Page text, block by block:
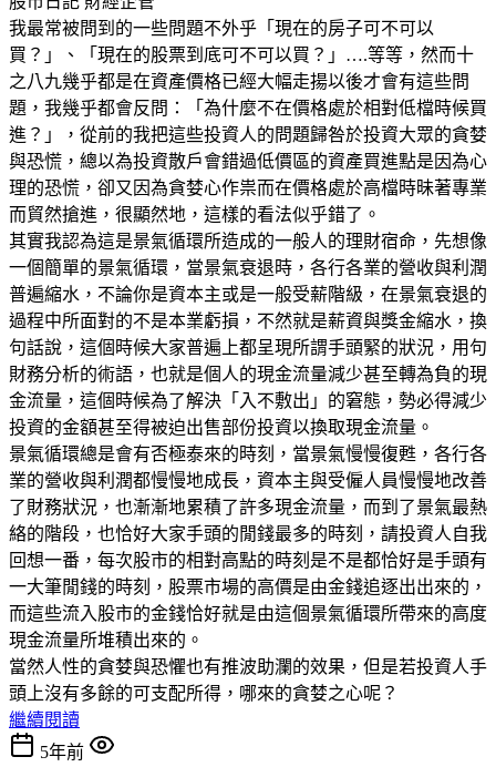
我最常被問到的一些問題不外乎「現在的房子可不可以
買？」、「現在的股票到底可不可以買？」….等等，然而十
之八九幾乎都是在資產價格已經大幅走揚以後才會有這些問
題，我幾乎都會反問：「為什麼不在價格處於相對低檔時候買
進？」，從前的我把這些投資人的問題歸咎於投資大眾的貪婪
與恐慌，總以為投資散戶會錯過低價區的資產買進點是因為心
理的恐慌，卻又因為貪婪心作祟而在價格處於高檔時昧著專業
而貿然搶進，很顯然地，這樣的看法似乎錯了。
其實我認為這是景氣循環所造成的一般人的理財宿命，先想像
一個簡單的景氣循環，當景氣衰退時，各行各業的營收與利潤
普遍縮水，不論你是資本主或是一般受薪階級，在景氣衰退的
過程中所面對的不是本業虧損，不然就是薪資與獎金縮水，換
句話說，這個時候大家普遍上都呈現所謂手頭緊的狀況，用句
財務分析的術語，也就是個人的現金流量減少甚至轉為負的現
金流量，這個時候為了解決「入不敷出」的窘態，勢必得減少
投資的金額甚至得被迫出售部份投資以換取現金流量。
景氣循環總是會有否極泰來的時刻，當景氣慢慢復甦，各行各
業的營收與利潤都慢慢地成長，資本主與受僱人員慢慢地改善
了財務狀況，也漸漸地累積了許多現金流量，而到了景氣最熱
絡的階段，也恰好大家手頭的閒錢最多的時刻，請投資人自我
回想一番，每次股市的相對高點的時刻是不是都恰好是手頭有
一大筆閒錢的時刻，股票市場的高價是由金錢追逐出出來的，
而這些流入股市的金錢恰好就是由這個景氣循環所帶來的高度
現金流量所堆積出來的。
當然人性的貪婪與恐懼也有推波助瀾的效果，但是若投資人手
頭上沒有多餘的可支配所得，哪來的貪婪之心呢？
繼續閱讀
5年前